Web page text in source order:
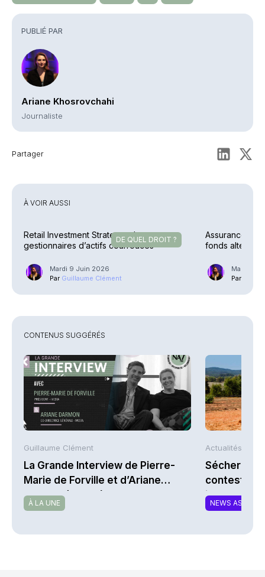
PUBLIÉ PAR
Ariane Khosrovchahi
Journaliste
Partager
À VOIR AUSSI
DE QUEL DROIT ?
Retail Investment Strategy – Les
gestionnaires d’actifs courroucés
Mardi 9 Juin 2026
Par Guillaume Clément
Assurance vie
fonds
Mardi 5
Par
CONTENUS SUGGÉRÉS
Guillaume Clément
La Grande Interview de Pierre-
Marie de Forville et d’Ariane
Darmon (Ivesta)
À LA UNE
Actualités AFP
contestent
NEWS